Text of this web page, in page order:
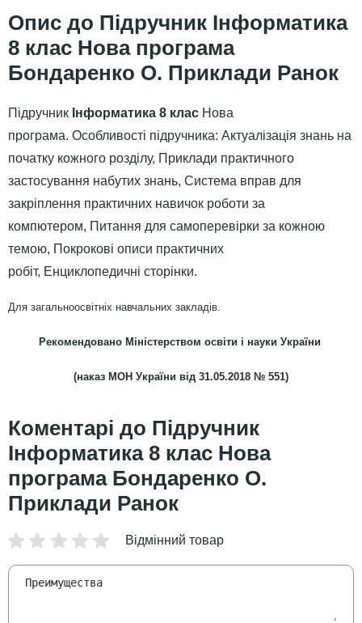
Підручник Інформатика
8 клас Нова програма
Бондаренко О. Приклади Ранок
Підручник Інформатика 8 клас Нова
програма. Особливості підручника: Актуалізація знань на
початку кожного розділу, Приклади практичного
застосування набутих знань, Система вправ для
закріплення практичних навичок роботи за
компютером, Питання для самоперевірки за кожною
темою, Покрокові описи практичних
робіт, Енциклопедичні сторінки.
Для загальноосвітніх навчальних закладів.
Рекомендовано Міністерством освіти і науки України
(наказ МОН України від 31.05.2018 № 551)
Підручник
Інформатика 8 клас Нова
програма Бондаренко О.
Приклади Ранок